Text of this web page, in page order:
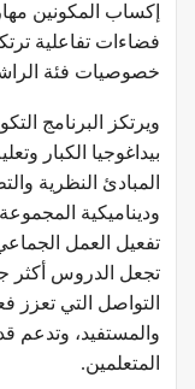
إكساب المكونين
فضاءات تفاعلية
خصوصيات فئة
ويرتكز البرنامج
بيداغوجيا الكبار
المبادئ النظرية
وديناميكية
تفعيل العمل
تجعل الدروس أكثر
التواصل التي تعزز
والمستفيد، وتدعم
المتعلمين.